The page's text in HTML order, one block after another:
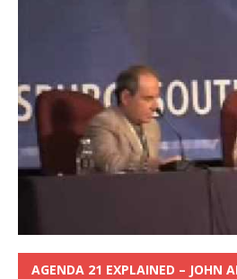
AGENDA 21 EXPLAINED – JOHN